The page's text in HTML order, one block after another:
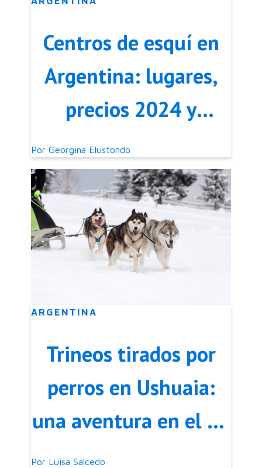
Centros de esquí en
Argentina: lugares,
precios 2024 y
opciones para
disfrutar la nieve
Por Georgina Elustondo
ARGENTINA
Trineos tirados por
perros en Ushuaia:
una aventura en el fin
del mundo
Por Luisa Salcedo